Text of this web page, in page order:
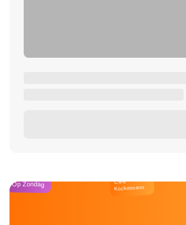
Op Zondag Café
Kockelmann